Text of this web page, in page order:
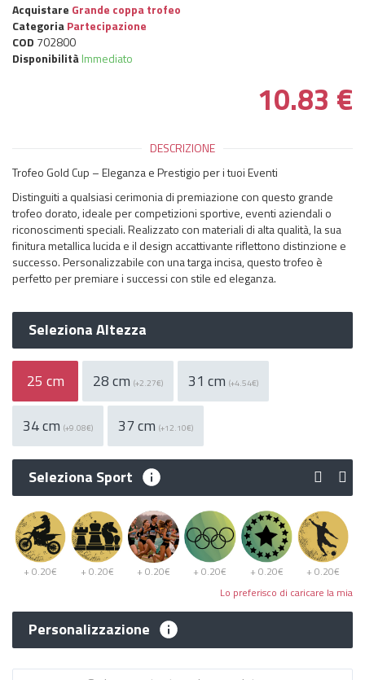
Acquistare Grande coppa trofeo
CategoriaPartecipazione
COD 702800
DisponibilitàImmediato
10.83 €
DESCRIZIONE
Trofeo Gold Cup – Eleganza e Prestigio per i tuoi Eventi
Distinguiti a qualsiasi cerimonia di premiazione con questo grande
trofeo dorato, ideale per competizioni sportive, eventi aziendali o
riconoscimenti speciali. Realizzato con materiali di alta qualità, la sua
finitura metallica lucida e il design accattivante riflettono distinzione e
successo. Personalizzabile con una targa incisa, questo trofeo è
perfetto per premiare i successi con stile ed eleganza.
Seleziona Altezza
25 cm 28 cm (+2.27€) 31 cm (+4.54€)
34 cm (+9.08€) 37 cm (+12.10€)
Seleziona Sport
+ 0.20€ + 0.20€ + 0.20€ + 0.20€ + 0.20€ + 0.20€
Lo preferisco di caricare la mia
Personalizzazione